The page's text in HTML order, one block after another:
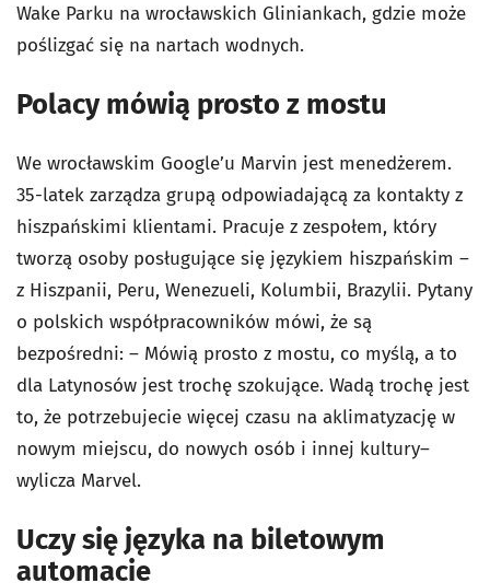
Wake Parku na wrocławskich Gliniankach, gdzie może
poślizgać się na nartach wodnych.
Polacy mówią prosto z mostu
We wrocławskim Google’u Marvin jest menedżerem.
35-latek zarządza grupą odpowiadającą za kontakty z
hiszpańskimi klientami. Pracuje z zespołem, który
tworzą osoby posługujące się językiem hiszpańskim –
z Hiszpanii, Peru, Wenezueli, Kolumbii, Brazylii. Pytany
o polskich współpracowników mówi, że są
bezpośredni: – Mówią prosto z mostu, co myślą, a to
dla Latynosów jest trochę szokujące. Wadą trochę jest
to, że potrzebujecie więcej czasu na aklimatyzację w
nowym miejscu, do nowych osób i innej kultury–
wylicza Marvel.
Uczy się języka na biletowym
automacie